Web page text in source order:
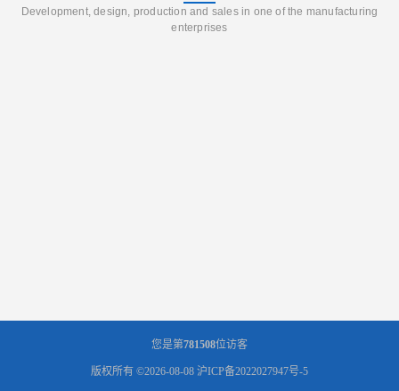
Development, design, production and sales in one of the manufacturing
enterprises
您是第781508位访客
版权所有 ©2026-08-08 沪ICP备2022027947号-5